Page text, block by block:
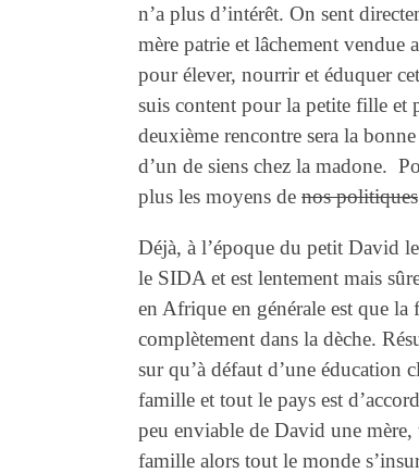
n’a plus d’intérêt. On sent
mère patrie et lâchement
pour élever, nourrir et éduquer
suis content pour la petite fille et
deuxième rencontre sera la
d’un de siens chez la madone.
plus les moyens de nos politiques
Déjà, à l’époque du petit David
le SIDA et est lentement mais
en Afrique en générale est que
complètement dans la dèche.
sur qu’à défaut d’une éducation
famille et tout le pays est
peu enviable de David une
famille alors tout le monde